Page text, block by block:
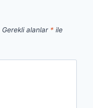
Gerekli alanlar * ile